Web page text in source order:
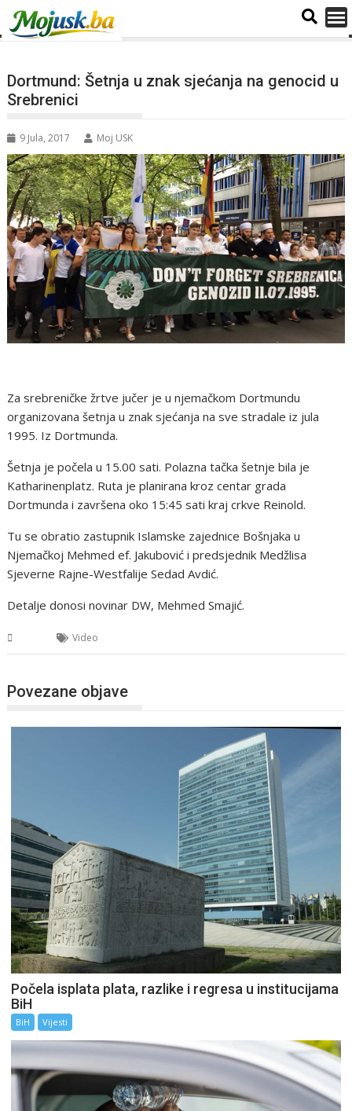
Dortmund: Šetnja u znak sjećanja na genocid u
Srebrenici
9 Jula, 2017 Moj USK
Za srebreničke žrtve jučer je u njemačkom Dortmundu
organizovana šetnja u znak sjećanja na sve stradale iz jula
1995. Iz Dortmunda.
Šetnja je počela u 15.00 sati. Polazna tačka šetnje bila je
Katharinenplatz. Ruta je planirana kroz centar grada
Dortmunda i završena oko 15:45 sati kraj crkve Reinold.
Tu se obratio zastupnik Islamske zajednice Bošnjaka u
Njemačkoj Mehmed ef. Jakubović i predsjednik Medžlisa
Sjeverne Rajne-Westfalije Sedad Avdić.
Detalje donosi novinar DW, Mehmed Smajić.
Video
Povezane objave
Počela isplata plata, razlike i regresa u institucijama
BiH
BiH Vijesti